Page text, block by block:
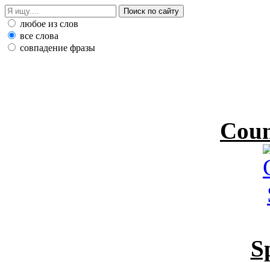
любое из слов
все слова
совпадение фразы